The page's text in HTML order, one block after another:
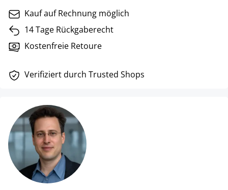
Kauf auf Rechnung möglich
14 Tage Rückgaberecht
Kostenfreie Retoure
Verifiziert durch Trusted Shops